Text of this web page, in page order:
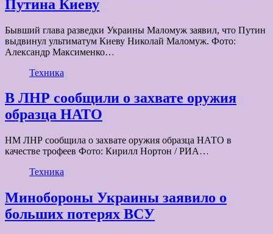
Путина Киеву
Бывший глава разведки Украины Маломуж заявил, что Путин
выдвинул ультиматум Киеву Николай Маломуж. Фото:
Александр Максименко…
Техника
В ЛНР сообщили о захвате оружия
образца НАТО
НМ ЛНР сообщила о захвате оружия образца НАТО в
качестве трофеев Фото: Кирилл Нортон / РИА…
Техника
Минобороны Украины заявило о
больших потерях ВСУ